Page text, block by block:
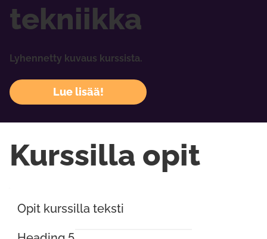
tekniikka
Lyhennetty kuvaus kurssista.
Lue lisää!
Kurssilla opit
Opit kurssilla teksti